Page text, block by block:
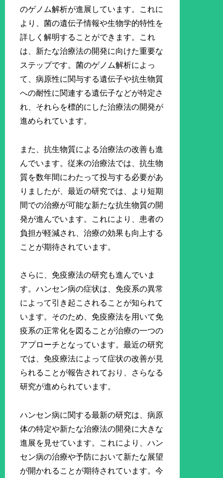
のゲノム解析が進展しています。これに
より、菌の遺伝子情報や生物学的特性を
詳しく解明することができます。これ
は、新たな治療法の開発に向けた重要な
ステップです。菌のゲノム解析によっ
て、病原性に関与する遺伝子や抗生物質
への耐性に関連する遺伝子などが特定さ
れ、それらを標的にした治療法の開発が
進められています。
また、抗生物質による治療法の改善も進
んでいます。従来の治療法では、抗生物
質を数年間にわたって投与する必要があ
りましたが、最近の研究では、より短期
間での治療が可能な新たな抗生物質の開
発が進んでいます。これにより、患者の
負担が軽減され、治療の効果も向上する
ことが期待されています。
さらに、免疫療法の研究も進んでいま
す。ハンセン病の症状は、免疫系の異常
によって引き起こされることが知られて
います。そのため、免疫療法を用いて免
疫系の正常化を図ることが治療の一つの
アプローチとなっています。最近の研究
では、免疫療法によって症状の改善が見
られることが報告されており、さらなる
研究が進められています。
ハンセン病に関する最新の研究は、病原
体の特定や新たな治療法の開発に大きな
進展を見せています。これにより、ハン
セン病の治療や予防において新たな展望
が開かれることが期待されています。今